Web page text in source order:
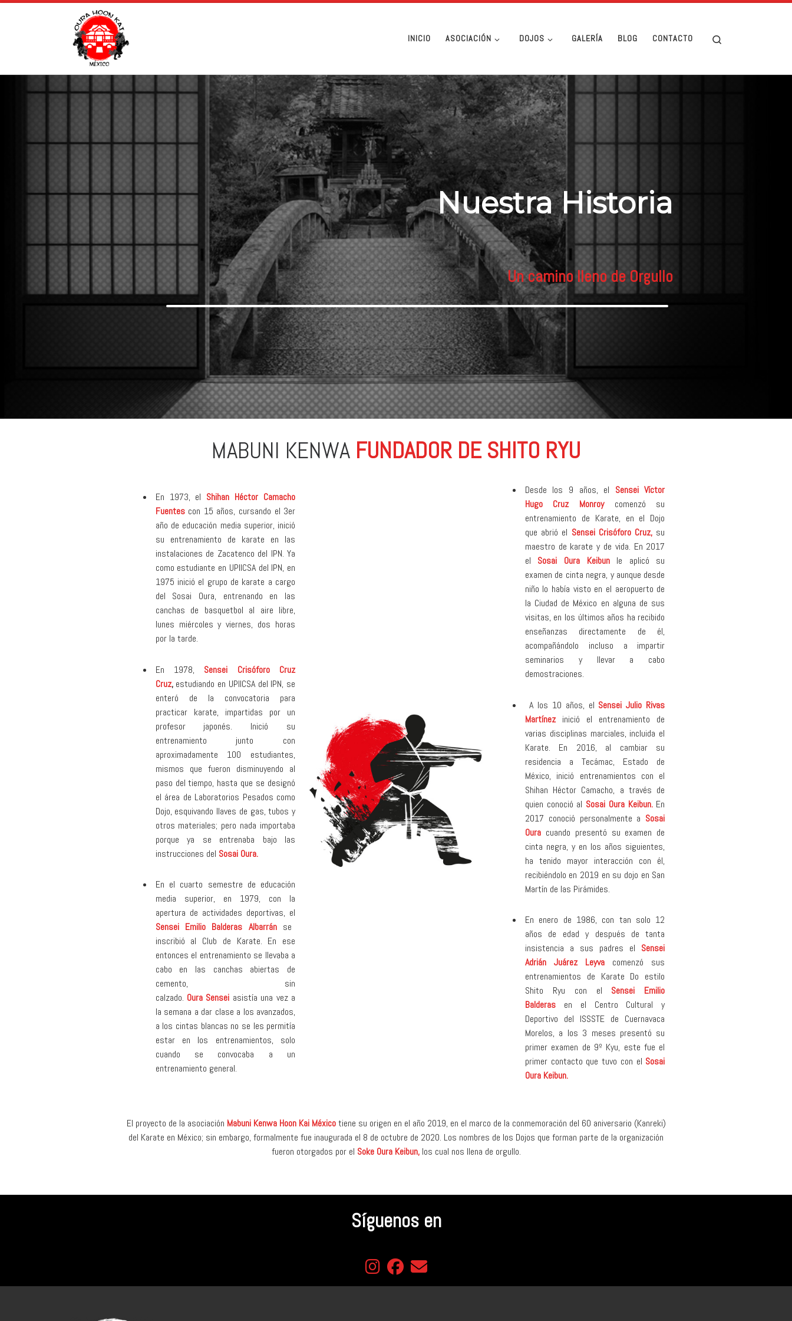
Saltar al contenido
INICIO ASOCIACIÓN DOJOS GALERÍA BLOG CONTACTO
Nuestra Historia
Un camino lleno de Orgullo
MABUNI KENWA FUNDADOR DE SHITO RYU
En 1973, el Shihan Héctor Camacho
Fuentes con 15 años, cursando el 3er
año de educación media superior, inició
su entrenamiento de karate en las
instalaciones de Zacatenco del IPN. Ya
como estudiante en UPIICSA del IPN, en
1975 inició el grupo de karate a cargo
del Sosai Oura, entrenando en las
canchas de basquetbol al aire libre,
lunes miércoles y viernes, dos horas
por la tarde.
En 1978, Sensei Crisóforo Cruz
Cruz,estudiando en UPIICSA del IPN, se
enteró de la convocatoria para
practicar karate, impartidas por un
profesor japonés. Inició su
entrenamiento junto con
aproximadamente 100 estudiantes,
mismos que fueron disminuyendo al
paso del tiempo, hasta que se designó
el área de Laboratorios Pesados como
Dojo, esquivando llaves de gas, tubos y
otros materiales; pero nada importaba
porque ya se entrenaba bajo las
instrucciones del Sosai Oura.
En el cuarto semestre de educación
media superior, en 1979, con la
apertura de actividades deportivas, el
Sensei Emilio Balderas Albarránse
inscribió al Club de Karate. En ese
entonces el entrenamiento se llevaba a
cabo en las canchas abiertas de
cemento, sin
calzado. Oura Sensei asistía una vez a
la semana a dar clase a los avanzados,
a los cintas blancas no se les permitía
estar en los entrenamientos, solo
cuando se convocaba a un
entrenamiento general.
Desde los 9 años, el Sensei Víctor
Hugo Cruz Monroycomenzó su
entrenamiento de Karate, en el Dojo
que abrió el Sensei Crisóforo Cruz, su
maestro de karate y de vida. En 2017
el Sosai Oura Keibunle aplicó su
examen de cinta negra, y aunque desde
niño lo había visto en el aeropuerto de
la Ciudad de México en alguna de sus
visitas, en los últimos años ha recibido
enseñanzas directamente de él,
acompañándolo incluso a impartir
seminarios y llevar a cabo
demostraciones.
A los 10 años, el Sensei Julio Rivas
Martínezinició el entrenamiento de
varias disciplinas marciales, incluida el
Karate. En 2016, al cambiar su
residencia a Tecámac, Estado de
México, inició entrenamientos con el
Shihan Héctor Camacho, a través de
quien conoció al Sosai Oura Keibun.En
2017 conoció personalmente a Sosai
Ouracuando presentó su examen de
cinta negra, y en los años siguientes,
ha tenido mayor interacción con él,
recibiéndolo en 2019 en su dojo en San
Martín de las Pirámides.
En enero de 1986, con tan solo 12
años de edad y después de tanta
insistencia a sus padres el Sensei
Adrián Juárez Leyva
comenzó sus
entrenamientos de Karate Do estilo
Shito Ryu con el Sensei Emilio
Balderasen el Centro Cultural y
Deportivo del ISSSTE de Cuernavaca
Morelos, a los 3 meses presentó su
primer examen de 9º Kyu, este fue el
primer contacto que tuvo con el Sosai
Oura Keibun.
El proyecto de la asociación Mabuni Kenwa Hoon Kai Méxicotiene su origen en el año 2019, en el marco de la conmemoración del 60 aniversario (Kanreki)
del Karate en México; sin embargo, formalmente fue inaugurada el 8 de octubre de 2020. Los nombres de los Dojos que forman parte de la organización
fueron otorgados por el Soke Oura Keibun,los cual nos llena de orgullo.
Síguenos en
fab fa-instagram
fab fa-facebook
fas fa-envelope